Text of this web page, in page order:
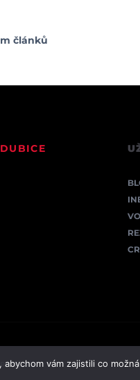
článků
abychom vám zajistili co